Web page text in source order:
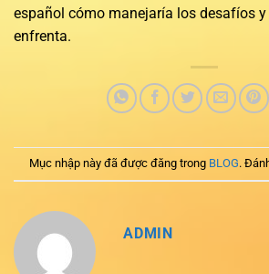
español cómo manejaría los desafíos
enfrenta.
Mục nhập này đã được đăng trong BLOG.
ADMIN